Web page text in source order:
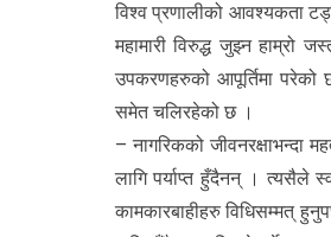
विश्व प्रणालीको आवश्यकता
महामारी विरुद्ध जुझ्न हाम्रो
उपकरणहरुको आपूर्तिमा परेको
समेत चलिरहेको छ ।
– नागरिकको जीवनरक्षाभन्दा
लागि पर्याप्त हुँदैनन् । त्यसैले
कामकारबाहीहरु विधिसम्मत्